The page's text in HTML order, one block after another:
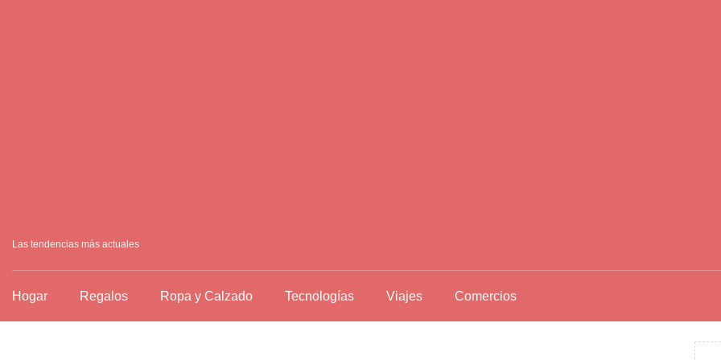
Las tendencias más actuales
Hogar Regalos Ropa y Calzado Tecnologías Viajes Comercios